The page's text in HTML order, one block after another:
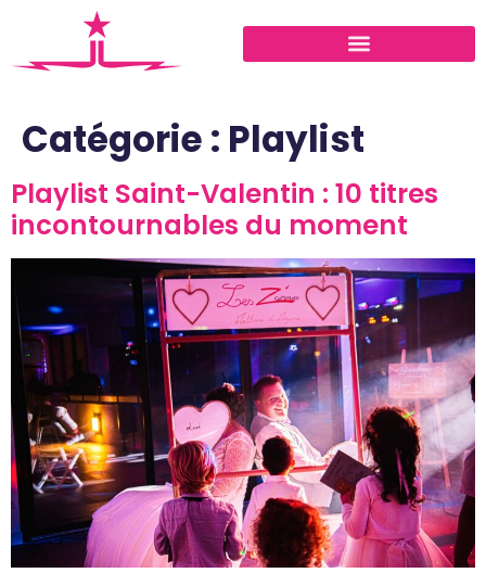
Catégorie : Playlist
Playlist Saint-Valentin : 10 titres
incontournables du moment